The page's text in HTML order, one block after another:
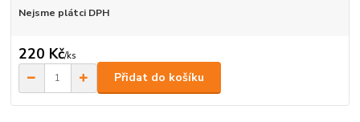
Nejsme plátci DPH
220 Kč/ks
Přidat do košíku